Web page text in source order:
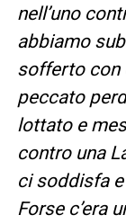
nell’uno
abbiamo
sofferto con
peccato
lottato e
contro una
ci soddisfa
Forse c’era